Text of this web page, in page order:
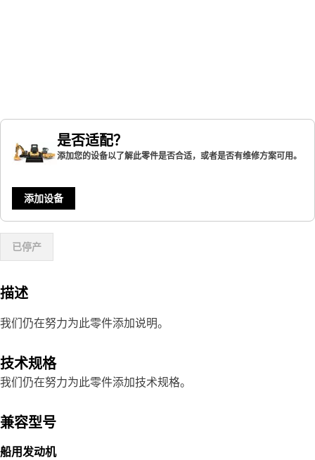
是否适配？
添加您的设备以了解此零件是否合适，或者是否有维修方案可用。
添加设备
已停产
描述
我们仍在努力为此零件添加说明。
技术规格
我们仍在努力为此零件添加技术规格。
兼容型号
船用发动机